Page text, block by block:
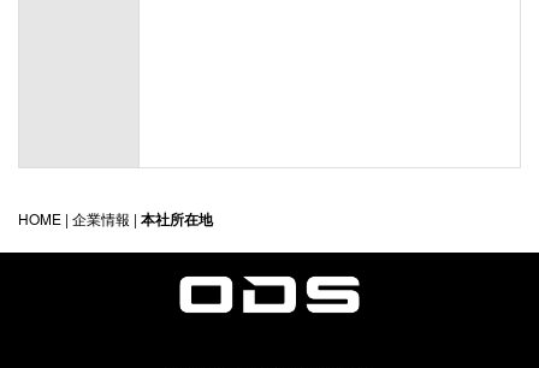
HOME | 企業情報 | 本社所在地